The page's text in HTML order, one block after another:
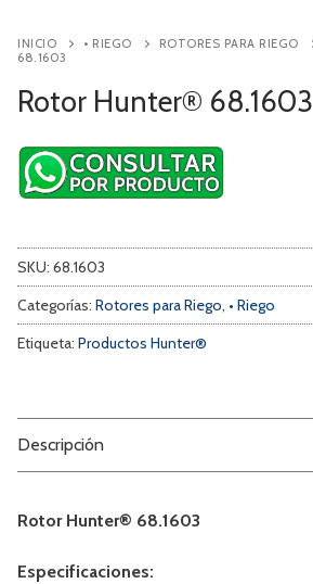
INICIO • RIEGO ROTORES PARA RIEGO
68.1603
Rotor Hunter® 68.1603
SKU: 68.1603
Categorías: Rotores para Riego, • Riego
Etiqueta: Productos Hunter®
Descripción
Rotor Hunter® 68.1603
Especificaciones: